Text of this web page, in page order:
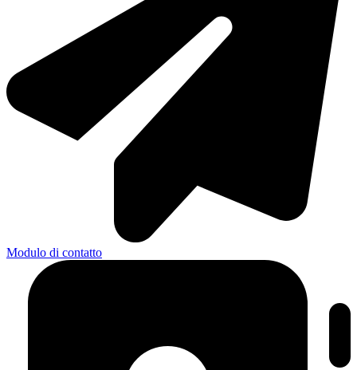
Modulo di contatto